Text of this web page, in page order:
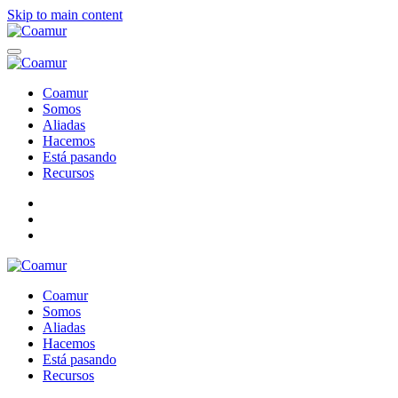
Skip to main content
Coamur
Somos
Aliadas
Hacemos
Está pasando
Recursos
Coamur
Somos
Aliadas
Hacemos
Está pasando
Recursos